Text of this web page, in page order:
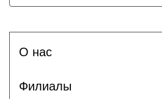
О нас
Филиалы